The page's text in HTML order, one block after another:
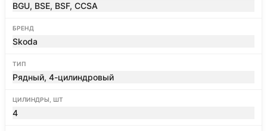
BGU, BSE, BSF, CCSA
БРЕНД
Skoda
ТИП
Рядный, 4-цилиндровый
ЦИЛИНДРЫ, ШТ
4